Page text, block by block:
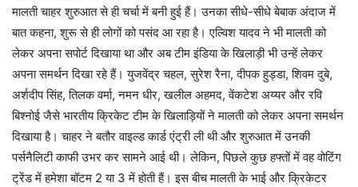
मालती चाहर शुरुआत से ही चर्चा में बनी हुई हैं। उनका सीधे-सीधे बेबाक अंदाज में
बात कहना, शुरू से ही लोगों को पसंद आ रहा है। एल्विश यादव ने भी मालती को
लेकर अपना सपोर्ट दिखाया था और अब टीम इंडिया के खिलाड़ी भी उन्हें लेकर
अपना समर्थन दिखा रहे हैं। युजवेंद्र चहल, सुरेश रैना, दीपक हुड्डा, शिवम दुबे,
अर्शदीप सिंह, तिलक वर्मा, नमन धीर, खलील अहमद, वेंकटेश अय्यर और रवि
बिश्नोई जैसे भारतीय क्रिकेट टीम के खिलाड़ियों ने मालती को लेकर अपना समर्थन
दिखाया है। चाहर ने बतौर वाइल्ड कार्ड एंट्री ली थी और शुरुआत में उनकी
पर्सनैलिटी काफी उभर कर सामने आई थी। लेकिन, पिछले कुछ हफ्तों में वह वोटिंग
ट्रेंड में हमेशा बॉटम 2 या 3 में होती हैं। इस बीच मालती के भाई और क्रिकेटर